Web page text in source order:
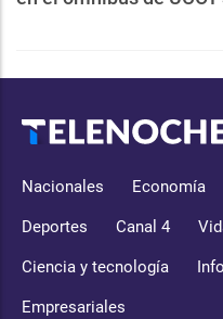
Nacionales Economía
Deportes Canal 4
Ciencia y tecnología
Empresariales